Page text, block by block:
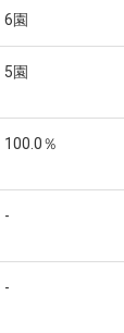
6園
5園
100.0％
-
-